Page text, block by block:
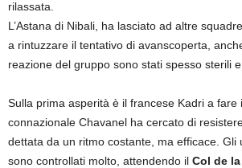
rilassata.
L’Astana di Nibali, ha lasciato ad altre
a rintuzzare il tentativo di avanscoperta,
reazione del gruppo sono stati spesso sterili e
Sulla prima asperità è il francese Kadri a fare
connazionale Chavanel ha cercato di
dettata da un ritmo costante, ma efficace. Gli
sono controllati molto, attendendo il Col de